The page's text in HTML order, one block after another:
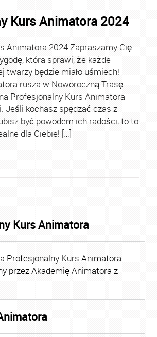
Kurs Animatora 2024
Animatora 2024 Zapraszamy Cię
która sprawi, że każde
twarzy będzie miało uśmiech!
rusza w Noworoczną Trasę
Profesjonalny Kurs Animatora
Jeśli kochasz spędzać czas z
być powodem ich radości, to to
dla Ciebie! […]
Kurs Animatora
Profesjonalny Kurs Animatora
przez Akademię Animatora z